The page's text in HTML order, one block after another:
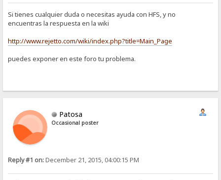
Si tienes cualquier duda o necesitas ayuda con HFS, y no
encuentras la respuesta en la wiki
http://www.rejetto.com/wiki/index.php?title=Main_Page
puedes exponer en este foro tu problema.
Patosa
Occasional poster
Reply #1 on:December 21, 2015, 04:00:15 PM